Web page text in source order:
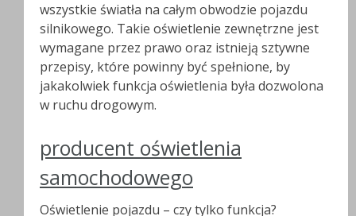
wszystkie światła na całym obwodzie pojazdu
silnikowego. Takie oświetlenie zewnętrzne jest
wymagane przez prawo oraz istnieją sztywne
przepisy, które powinny być spełnione, by
jakakolwiek funkcja oświetlenia była dozwolona
w ruchu drogowym.
producent oświetlenia
samochodowego
Oświetlenie pojazdu – czy tylko funkcja?